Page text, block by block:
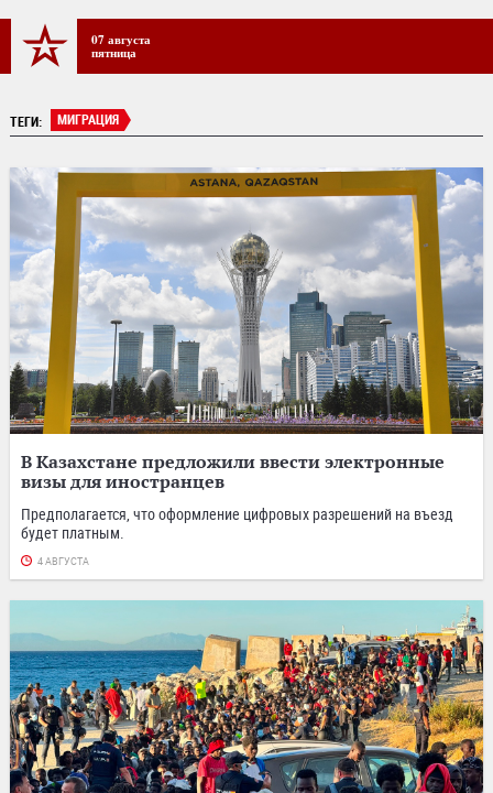
07 августа
пятница
ТЕГИ: МИГРАЦИЯ
В Казахстане предложили ввести электронные
визы для иностранцев
Предполагается, что оформление цифровых разрешений на въезд
будет платным.
4 АВГУСТА